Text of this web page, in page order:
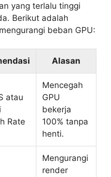
yang terlalu tinggi
Berikut adalah
beban GPU:
Alasan
atau
Rate
Mencegah
GPU
bekerja
100% tanpa
henti.
Mengurangi
render